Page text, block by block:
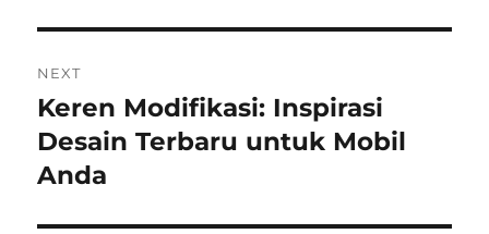
NEXT
Next
post:
Keren Modifikasi: Inspirasi
Desain Terbaru untuk Mobil
Anda